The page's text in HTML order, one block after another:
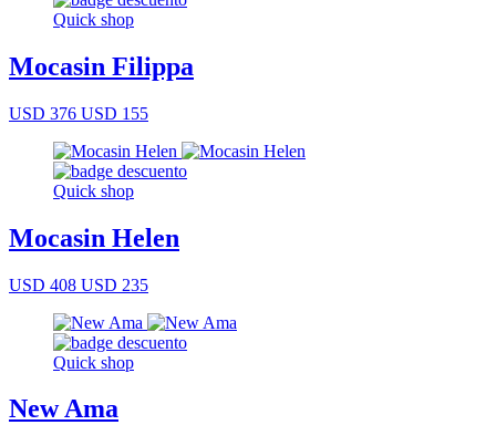
Quick shop
Mocasin Filippa
USD 376 USD 155
Quick shop
Mocasin Helen
USD 408 USD 235
Quick shop
New Ama